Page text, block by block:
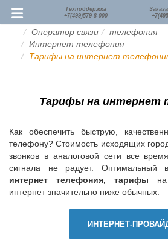
Техподдержка
+7(499)579-8-000
Оператор связи
телефония
Интернет телефония
Тарифы на интернет
Тарифы на интернет
Как обеспечить быструю,
телефону? Стоимость исходящих
звонков в аналоговой сети все
сигнала не радует. Оптимальный
интернет телефония, тарифы
интернет значительно ниже обычных.
ИНТЕРНЕТ-